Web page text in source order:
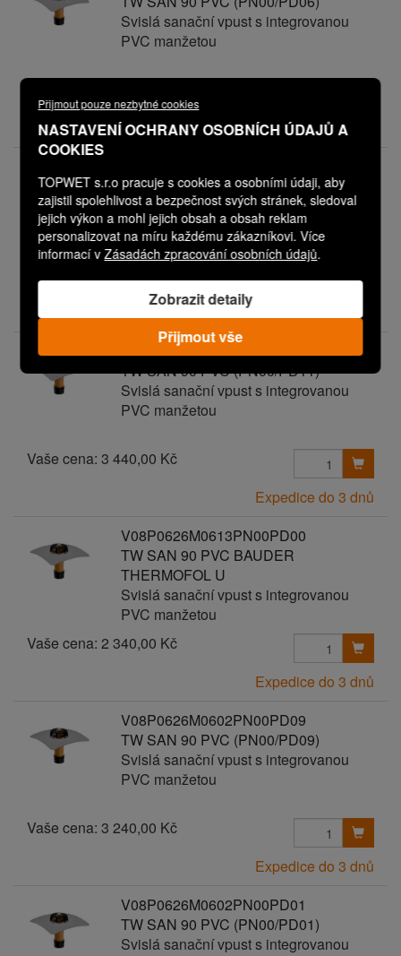
Přijmout pouze nezbytné cookies
NASTAVENÍ OCHRANY OSOBNÍCH ÚDAJŮ A
COOKIES
TOPWET s.r.o pracuje s cookies a osobními údaji, aby
zajistil spolehlivost a bezpečnost svých stránek, sledoval
jejich výkon a mohl jejich obsah a obsah reklam
personalizovat na míru každému zákazníkovi. Více
informací vZásadách zpracování osobních údajů.
Zobrazit detaily
Přijmout vše
Svislá sanační vpust s integrovanou
PVC manžetou
Expedice do 3 dnů
TW SAN 90 PVC (PN00/PD04)
Svislá sanační vpust s integrovanou
PVC manžetou
Expedice do 3 dnů
V08P0626M0602PN00PD11
TW SAN 90 PVC (PN00/PD11)
Svislá sanační vpust s integrovanou
PVC manžetou
Vaše cena: 3 440,00 Kč
Expedice do 3 dnů
V08P0626M0613PN00PD00
TW SAN 90 PVC BAUDER
THERMOFOL U
Svislá sanační vpust s integrovanou
PVC manžetou
Vaše cena: 2 340,00 Kč
Expedice do 3 dnů
V08P0626M0602PN00PD09
TW SAN 90 PVC (PN00/PD09)
Svislá sanační vpust s integrovanou
PVC manžetou
Vaše cena: 3 240,00 Kč
Expedice do 3 dnů
V08P0626M0602PN00PD01
TW SAN 90 PVC (PN00/PD01)
Svislá sanační vpust s integrovanou